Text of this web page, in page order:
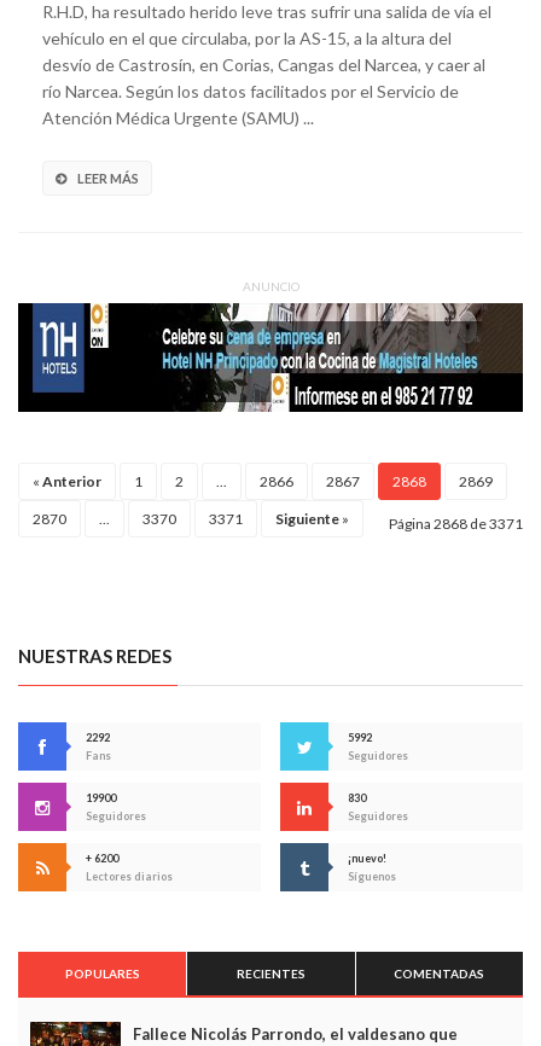
R.H.D, ha resultado herido leve tras sufrir una salida de vía el
vehículo en el que circulaba, por la AS-15, a la altura del
desvío de Castrosín, en Corias, Cangas del Narcea, y caer al
río Narcea. Según los datos facilitados por el Servicio de
Atención Médica Urgente (SAMU) ...
LEER MÁS
ANUNCIO
« Anterior 1 2 ... 2866 2867 2868 2869
2870 ... 3370 3371 Siguiente » Página 2868 de 3371
NUESTRAS REDES
2292
Fans
5992
Seguidores
19900
Seguidores
830
Seguidores
+ 6200
Lectores diarios
¡nuevo!
Síguenos
POPULARES RECIENTES COMENTADAS
Fallece Nicolás Parrondo, el valdesano que